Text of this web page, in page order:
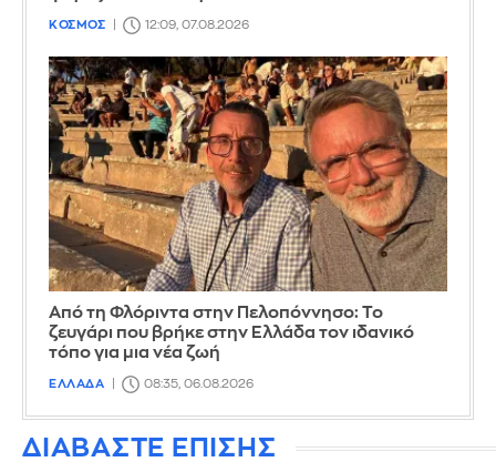
ΚΟΣΜΟΣ 12:09, 07.08.2026
Από τη Φλόριντα στην Πελοπόννησο: Το
ζευγάρι που βρήκε στην Ελλάδα τον ιδανικό
τόπο για μια νέα ζωή
ΕΛΛΑΔΑ 08:35, 06.08.2026
ΔΙΑΒΑΣΤΕ ΕΠΙΣΗΣ